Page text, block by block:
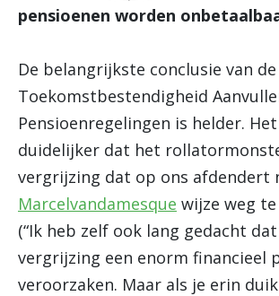
pensioenen worden
De belangrijkste conclusie van
Toekomstbestendigheid
Pensioenregelingen is helder.
duidelijker dat het
vergrijzing dat op ons afdendert
Marcelvandamesque wijze weg
(“Ik heb zelf ook lang gedacht
vergrijzing een enorm financieel
veroorzaken. Maar als je erin